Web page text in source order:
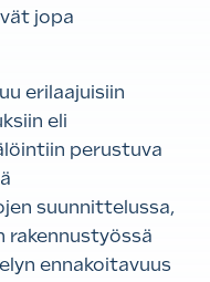
jopa
erilaajuisiin
eli
perustuva
suunnittelussa,
rakennustyössä
ennakoitavuus